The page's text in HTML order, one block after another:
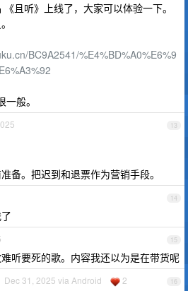
且听》上线了，大家可以体验一下。
BC9A2541/%E4%BD%A0%E6%9
般。
13
备。把迟到和退票作为营销手段。
14
15
听要死的歌。内容我还以为是在带货呢
16
Dec 31, 2025 via Android 2